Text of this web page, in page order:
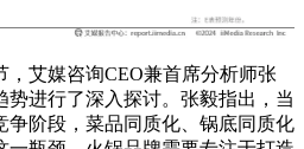
艾媒咨询CEO兼首席分析师张
进行了深入探讨。张毅指出，当
争阶段，菜品同质化、锅底同质化